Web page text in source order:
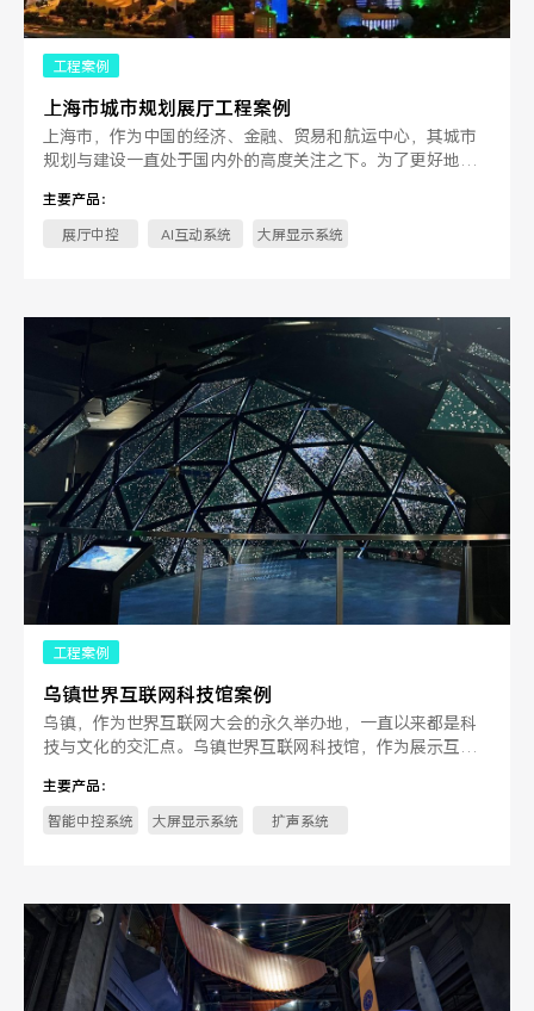
工程案例
上海市城市规划展厅工程案例
上海市，作为中国的经济、金融、贸易和航运中心，其城市
规划与建设一直处于国内外的高度关注之下。为了更好地向
主要产品：
展厅中控
AI互动系统 大屏显示系统
工程案例
乌镇世界互联网科技馆案例
乌镇，作为世界互联网大会的永久举办地，一直以来都是科
技与文化的交汇点。乌镇世界互联网科技馆，作为展示互联
主要产品：
智能中控系统
大屏显示系统 扩声系统